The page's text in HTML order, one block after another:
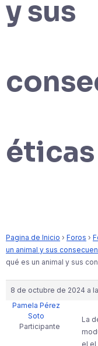
y sus
éticas
Pagina de Inicio › Foros ›
un animal y sus
qué es un animal y sus
8 de octubre de 2024 a
Pamela Pérez
Soto
Participante
La
el